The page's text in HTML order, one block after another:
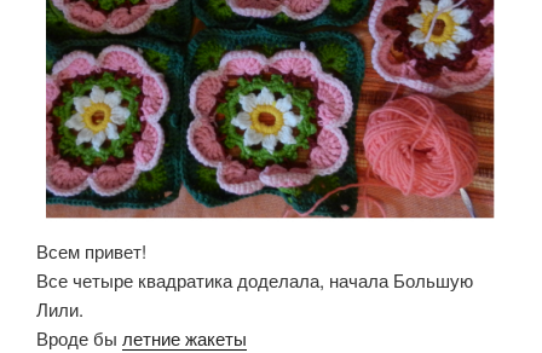
Всем привет!
Все четыре квадратика доделала, начала Большую
Лили.
Вроде бы летние жакеты